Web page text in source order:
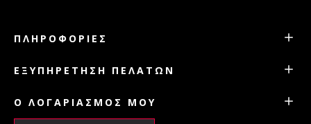
ΠΛΗΡΟΦΟΡΊΕΣ
ΕΞΥΠΗΡΈΤΗΣΗ ΠΕΛΑΤΏΝ
Ο ΛΟΓΑΡΙΑΣΜΌΣ ΜΟΥ